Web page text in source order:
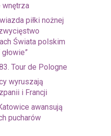
wnętrza
piłki nożnej
Świata polskim
Tour de Pologne
wyruszają
i Francji
awansują
pucharów